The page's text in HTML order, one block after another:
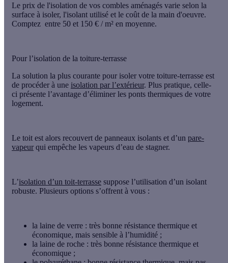
Le prix de l'isolation de vos combles aménagés varie selon la
surface à isoler, l'isolant utilisé et le coût de la main d'oeuvre.
Comptez entre 50 et 150 € / m² en moyenne.
Pour l’isolation de la toiture-terrasse
La solution la plus courante pour isoler votre toiture-terrasse est
de procéder à une isolation par l’extérieur. Plus pratique, celle-
ci présente l’avantage d’éliminer les ponts thermiques de votre
logement.
Le toit est alors recouvert de panneaux isolants et d’un pare-
vapeur qui empêche les vapeurs d’eau de stagner.
L’isolation d’un toit-terrasse suppose l’utilisation d’un isolant
robuste. Plusieurs options s’offrent à vous :
la laine de verre : très bonne résistance thermique et
économique, mais sensible à l’humidité ;
la laine de roche : très bonne résistance thermique et
économique ;